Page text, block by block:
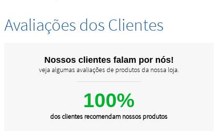
Avaliações dos Clientes
Nossos clientes falam por nós!
veja algumas avaliações de produtos da nossa loja.
100%
dos clientes recomendam nossos produtos